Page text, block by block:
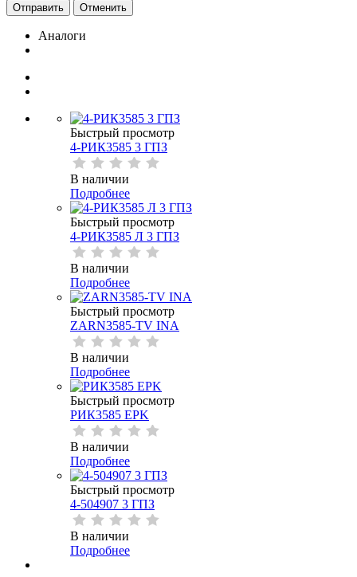
Отменить
Аналоги
Быстрый просмотр
4-РИК3585 3 ГПЗ
В наличии
Подробнее
Быстрый просмотр
4-РИК3585 Л 3 ГПЗ
В наличии
Подробнее
Быстрый просмотр
ZARN3585-TV INA
В наличии
Подробнее
Быстрый просмотр
РИК3585 EPK
В наличии
Подробнее
Быстрый просмотр
4-504907 3 ГПЗ
В наличии
Подробнее